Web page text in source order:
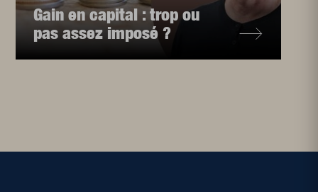
Gain en capital : trop ou
pas assez imposé ?